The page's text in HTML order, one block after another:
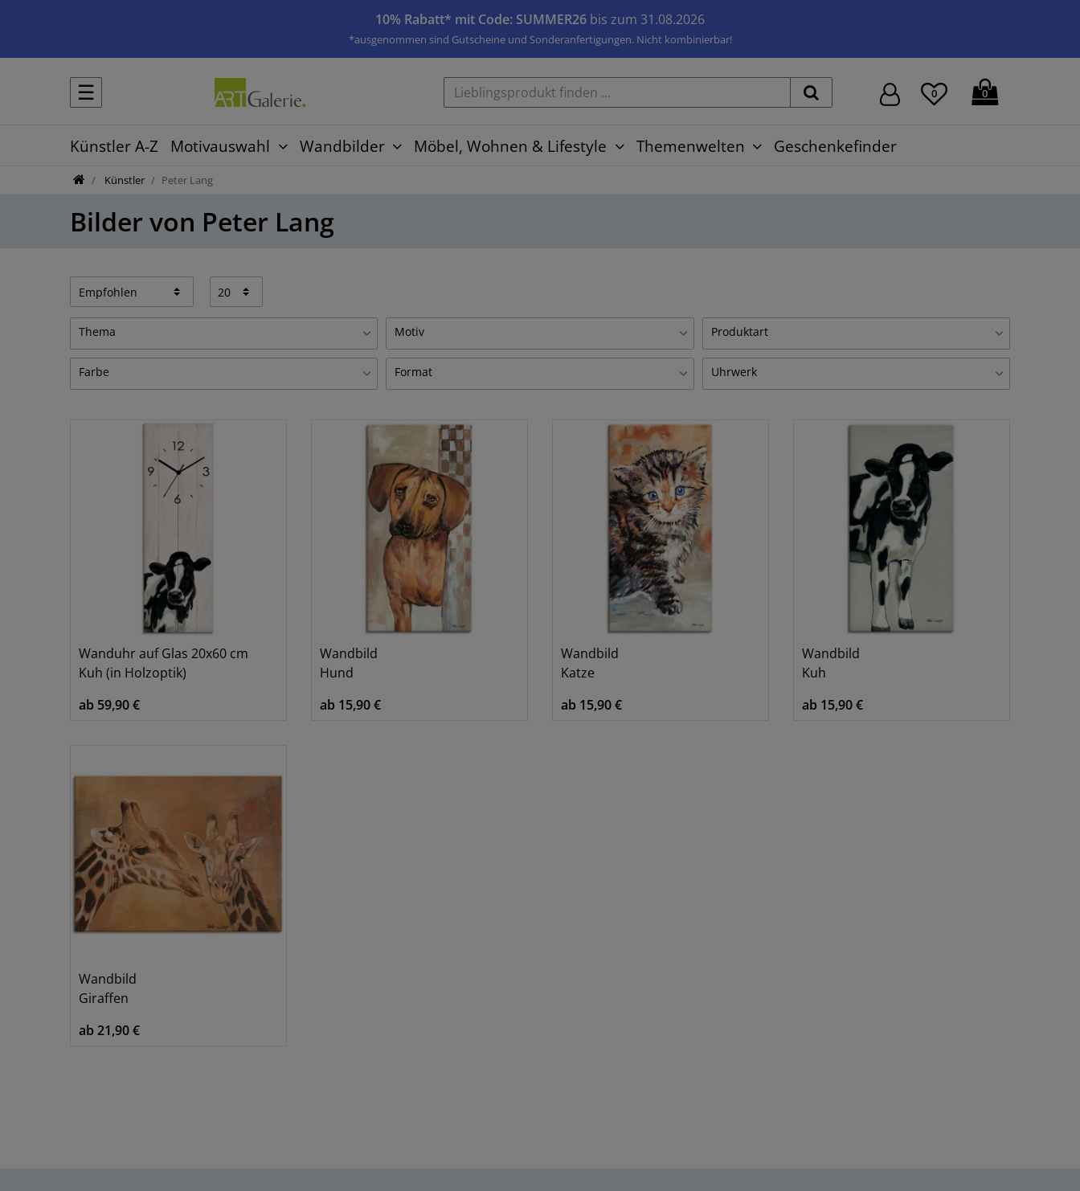
10% Rabatt* mit Code: SUMMER26 bis zum 31.08.2026
*ausgenommen sind Gutscheine und Sonderanfertigungen. Nicht kombinierbar!
☰ 0 0
Künstler A-Z Motivauswahl Wandbilder Möbel, Wohnen & Lifestyle Themenwelten Geschenkefinder
Künstler Peter Lang
Bilder von Peter Lang
Thema
Tiere
5
Motiv
Giraffen
1
Hund 1
2
Produktart
Wanduhr auf Glas
1
Farbe
Format
Uhrwerk
Quarzuhr
Wanduhr auf Glas 20x60 cm
Kuh (in Holzoptik)
ab 59,90 €
Wandbild
Hund
ab 15,90 €
Wandbild
Katze
ab 15,90 €
Wandbild
Kuh
ab 15,90 €
Wandbild
Giraffen
ab 21,90 €